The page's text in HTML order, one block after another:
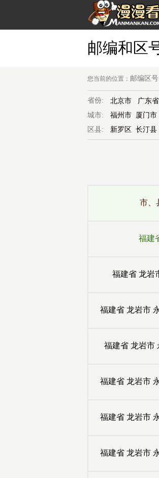
邮编和区
您当前的位置： 邮编区号
省份: 北京市 广东省
城市:
福州市 厦门市
区县:
新罗区 长汀县
市、
福建
福建省 龙岩
福建省 龙岩市
福建省 龙岩市
福建省 龙岩市
福建省 龙岩市
福建省 龙岩市